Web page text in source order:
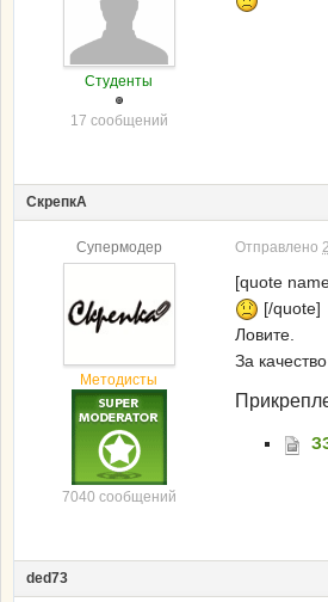
Студенты
17 сообщений
СкрепкА
Супермодер
Методисты
7040 сообщений
Отправлено
[quote
[/quote]
Ловите.
За
ded73